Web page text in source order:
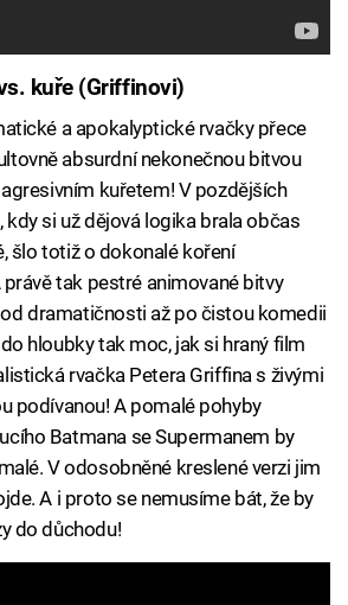
kuře (Griffinovi)
a apokalyptické rvačky přece
absurdní nekonečnou bitvou
kuřetem! V pozdějších
kdy si už dějová logika brala občas
šlo totiž o dokonalé koření
právě tak pestré animované bitvy
dramatičnosti až po čistou komedii
hloubky tak moc, jak si hraný film
rvačka Petera Griffina s živými
podívanou! A pomalé pohyby
Batmana se Supermanem by
V odosobněné kreslené verzi jim
A i proto se nemusíme bát, že by
do důchodu!